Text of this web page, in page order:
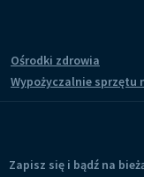
Ośrodki zdrowia
Zapisz się i bądź na